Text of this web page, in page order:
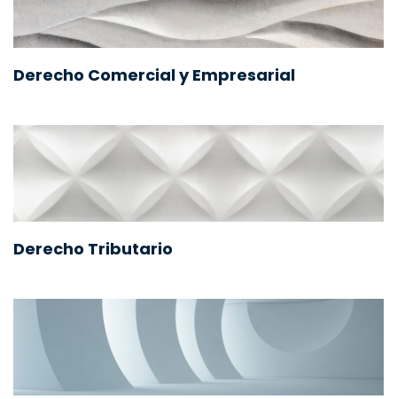
Derecho Comercial y Empresarial
Derecho Tributario